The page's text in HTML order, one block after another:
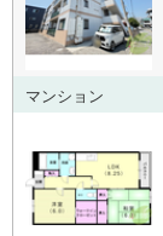
マンション